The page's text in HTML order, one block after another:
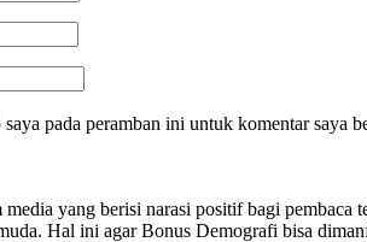
pada peramban ini untuk komentar saya
yang berisi narasi positif bagi
Hal ini agar Bonus Demografi bisa